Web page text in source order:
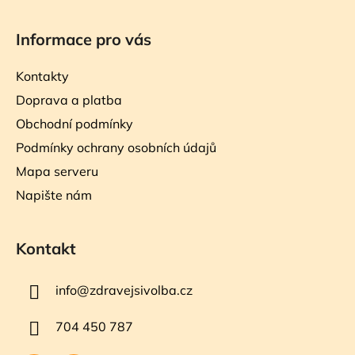
Informace pro vás
Kontakty
Doprava a platba
Obchodní podmínky
Podmínky ochrany osobních údajů
Mapa serveru
Napište nám
Kontakt
info@zdravejsivolba.cz
704 450 787